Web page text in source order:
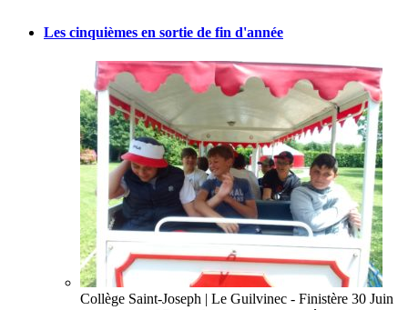
Les cinquièmes en sortie de fin d'année
Collège Saint-Joseph | Le Guilvinec - Finistère 30 Juin